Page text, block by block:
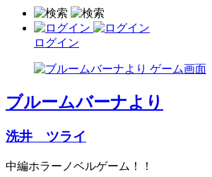
ログイン
ブルームバーナより
洗井 ツライ
中編ホラーノベルゲーム！！